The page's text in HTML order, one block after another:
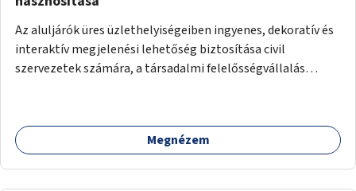
Az aluljárók üres üzlethelyiségeiben ingyenes, dekoratív és
interaktív megjelenési lehetőség biztosítása civil
szervezetek számára, a társadalmi felelősségvállalás
például rajzokkal, kérdésekkel, üzenetküldési lehetőséggel
vagy akciónapokkal – bérleti és közüzemi díjak nélkül, a
Megnézem